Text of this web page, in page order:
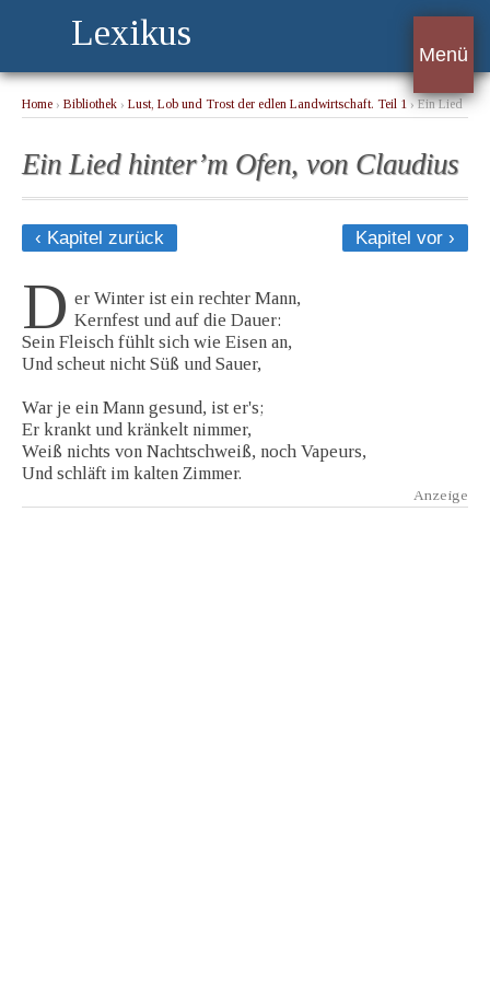
Lexikus
Menü
Home › Bibliothek › Lust, Lob und Trost der edlen Landwirtschaft. Teil 1 › Ein Lied
Ein Lied hinter’m Ofen, von Claudius
‹ Kapitel zurück Kapitel vor ›
D er Winter ist ein rechter Mann,
Kernfest und auf die Dauer:
Sein Fleisch fühlt sich wie Eisen an,
Und scheut nicht Süß und Sauer,
War je ein Mann gesund, ist er's;
Er krankt und kränkelt nimmer,
Weiß nichts von Nachtschweiß, noch Vapeurs,
Und schläft im kalten Zimmer.